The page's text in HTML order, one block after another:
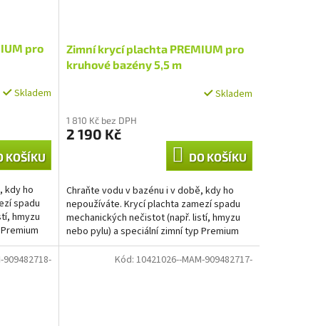
pro
Skladem
KOŠÍKU
kdy ho
spadu
hmyzu
Zimní krycí plachta PREMIUM pro
kruhové bazény 5,5 m
Skladem
1 810 Kč bez DPH
2 190 Kč
DO KOŠÍKU
Chraňte vodu v bazénu i v době, kdy ho
nepoužíváte. Krycí plachta zamezí spadu
mechanických nečistot (např. listí, hmyzu
nebo pylu) a speciální zimní typ Premium
díky zesílené...
909482718- Kód: 10421026--MAM-909482717-